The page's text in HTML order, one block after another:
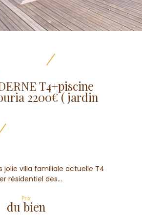
T4+piscine
2200€ ( jardin
jolie villa familiale actuelle T4
résidentiel des...
Prix
du bien